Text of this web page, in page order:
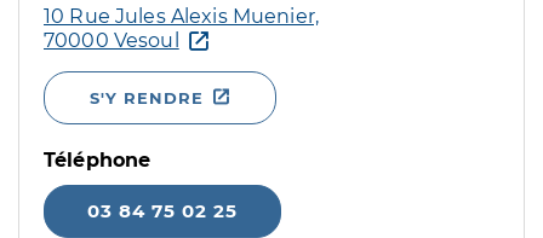
10 Rue Jules Alexis Muenier,
70000 Vesoul
S'Y RENDRE
Téléphone
03 84 75 02 25